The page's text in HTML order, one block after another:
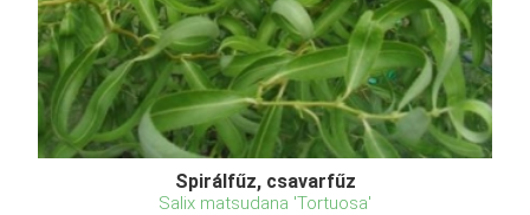
Spirálfűz, csavarfűz
Salix matsudana 'Tortuosa'